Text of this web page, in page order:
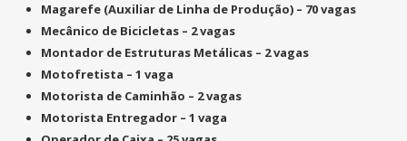
Magarefe (Auxiliar de Linha de Produção) – 70 vagas
Mecânico de Bicicletas – 2 vagas
Montador de Estruturas Metálicas – 2 vagas
Motofretista – 1 vaga
Motorista de Caminhão – 2 vagas
Motorista Entregador – 1 vaga